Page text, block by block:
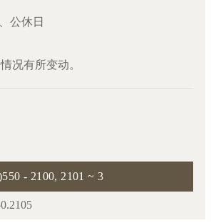
公休日
况有所变动。
- 2100, 2101 ~ 3